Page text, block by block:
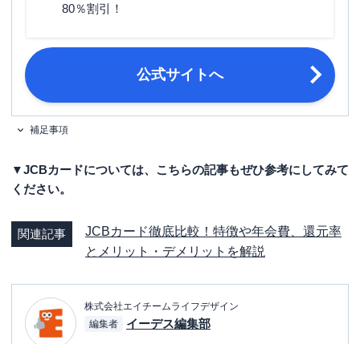
80％割引！
公式サイトへ
補足事項
▼JCBカードについては、こちらの記事もぜひ参考にしてみて
ください。
関連記事
JCBカード徹底比較！特徴や年会費、還元率
とメリット・デメリットを解説
株式会社エイチームライフデザイン
編集者
イーデス編集部